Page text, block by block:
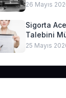
26 Mayıs
Sigorta
Talebini
25 Mayıs